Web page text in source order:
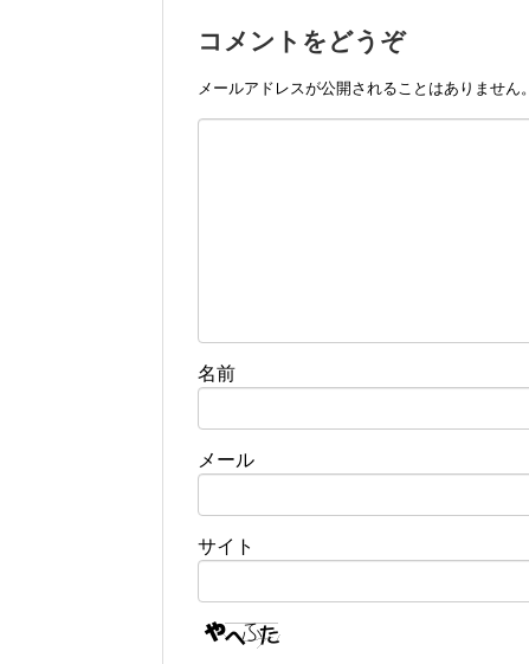
コメントをどうぞ
メールアドレスが公開されることはありません。
名前
メール
サイト